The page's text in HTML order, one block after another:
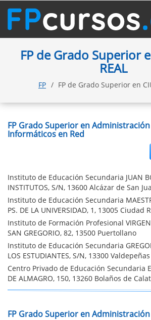
FP de Grado Superior
REAL
FP FP de Grado Superior en
FP Grado Superior en
Informáticos en Red
Instituto de Educación Secundaria JUAN
INSTITUTOS, S/N, 13600 Alcázar de San
Instituto de Educación Secundaria
PS. DE LA UNIVERSIDAD, 1, 13005 Ciudad
Instituto de Formación Profesional VIRGEN
SAN GREGORIO, 82, 13500 Puertollano
Instituto de Educación Secundaria
LOS ESTUDIANTES, S/N, 13300 Valdepeñas
Centro Privado de Educación Secundaria
DE ALMAGRO, 150, 13260 Bolaños de
FP Grado Superior en Administración